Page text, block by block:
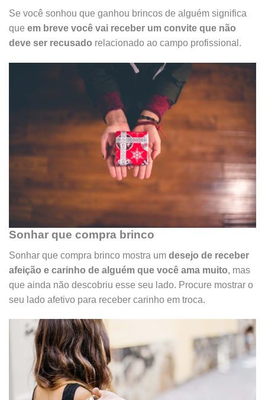
Se você sonhou que ganhou brincos de alguém significa
que em breve você vai receber um convite que não
deve ser recusado relacionado ao campo profissional.
Sonhar que compra brinco
Sonhar que compra brinco mostra um desejo de receber
afeição e carinho de alguém que você ama muito, mas
que ainda não descobriu esse seu lado. Procure mostrar o
seu lado afetivo para receber carinho em troca.